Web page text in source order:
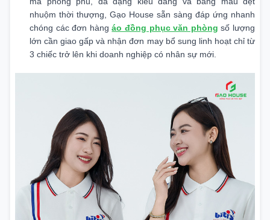
nhuộm thời thượng, Gạo House sẵn sàng đáp ứng nhanh
chóng các đơn hàngáo đồng phục văn phòng số lượng
lớn cần giao gấp và nhận đơn may bổ sung linh hoạt chỉ từ
3 chiếc trở lên khi doanh nghiệp có nhân sự mới.